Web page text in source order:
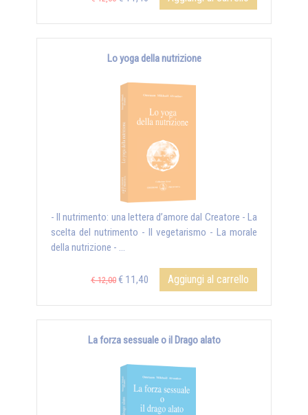
Lo yoga della nutrizione
- Il nutrimento: una lettera d’amore dal Creatore - La
scelta del nutrimento - Il vegetarismo - La morale
della nutrizione - ...
€ 12,00 € 11,40 Aggiungi al carrello
La forza sessuale o il Drago alato